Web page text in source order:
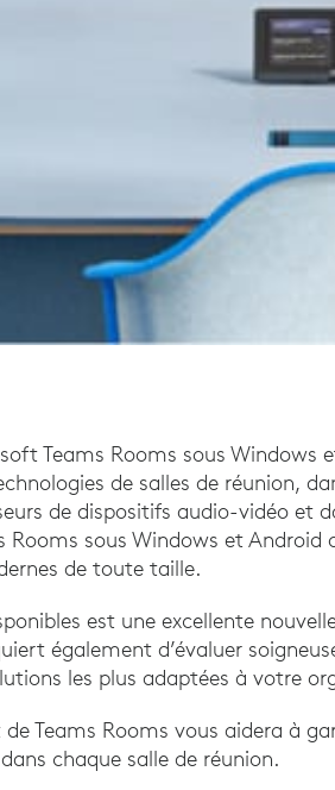
Teams Rooms sous Windows
de salles de réunion,
de dispositifs audio-vidéo et
Rooms sous Windows et Android
de toute taille.
est une excellente
également d’évaluer
les plus adaptées à votre
Teams Rooms vous aidera à
chaque salle de réunion.